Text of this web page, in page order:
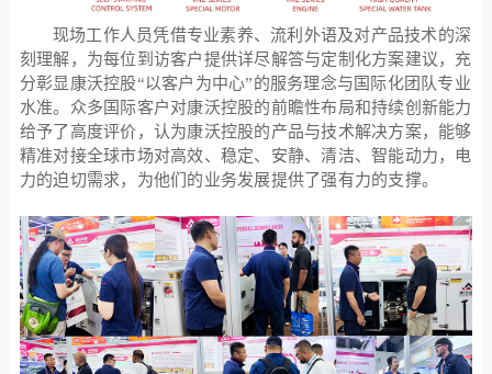
现场工作人员凭借专业素养、流利外语及对产品技术的深
刻理解，为每位到访客户提供详尽解答与定制化方案建议，充
分彰显康沃控股“以客户为中心”的服务理念与国际化团队专业
水准。众多国际客户对康沃控股的前瞻性布局和持续创新能力
给予了高度评价，认为康沃控股的产品与技术解决方案，能够
精准对接全球市场对高效、稳定、安静、清洁、智能动力，电
力的迫切需求，为他们的业务发展提供了强有力的支撑。